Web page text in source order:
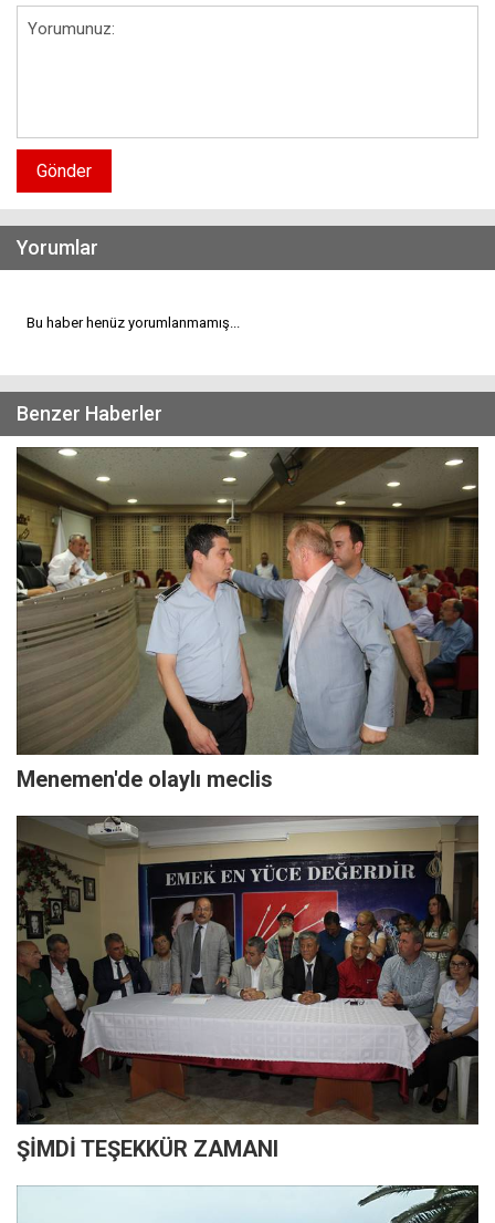
Gönder
Yorumlar
Bu haber henüz yorumlanmamış...
Benzer Haberler
Menemen'de olaylı meclis
ŞİMDİ TEŞEKKÜR ZAMANI